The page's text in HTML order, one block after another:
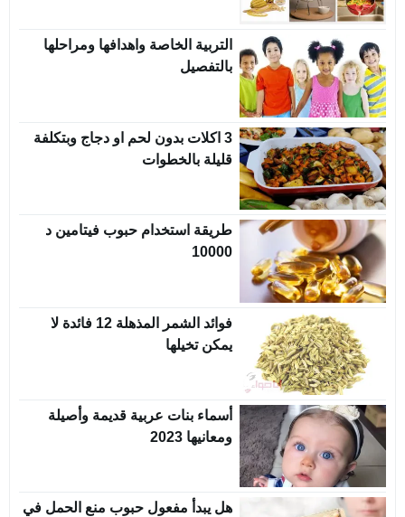
التربية الخاصة واهدافها ومراحلها
بالتفصيل
3 اكلات بدون لحم او دجاج وبتكلفة
قليلة بالخطوات
طريقة استخدام حبوب فيتامين د
10000
فوائد الشمر المذهلة 12 فائدة لا
يمكن تخيلها
أسماء بنات عربية قديمة وأصيلة
ومعانيها 2023
هل يبدأ مفعول حبوب منع الحمل في